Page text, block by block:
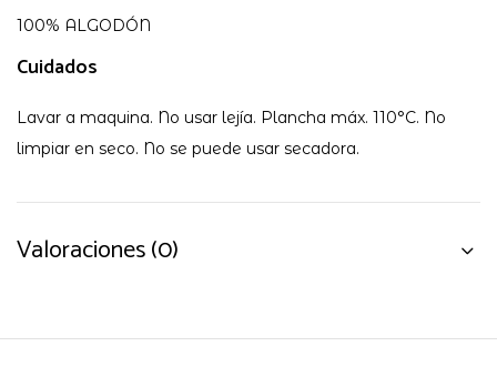
100% ALGODÓN
Cuidados
Lavar a maquina. No usar lejía. Plancha máx. 110°C. No
limpiar en seco. No se puede usar secadora.
Valoraciones (0)